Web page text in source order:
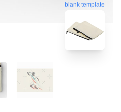
blank template